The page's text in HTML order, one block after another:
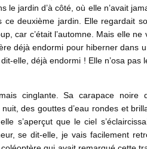
le jardin d’à côté, où elle n’avait
ce deuxième jardin. Elle regardait
car c’était l’automne. Mais elle ne
déjà endormi pour hiberner dans
elle, déjà endormi ! Elle n’osa pas
cinglante. Sa carapace noire
des gouttes d’eau rondes et
s’aperçut que le ciel
se dit-elle, je vais facilement